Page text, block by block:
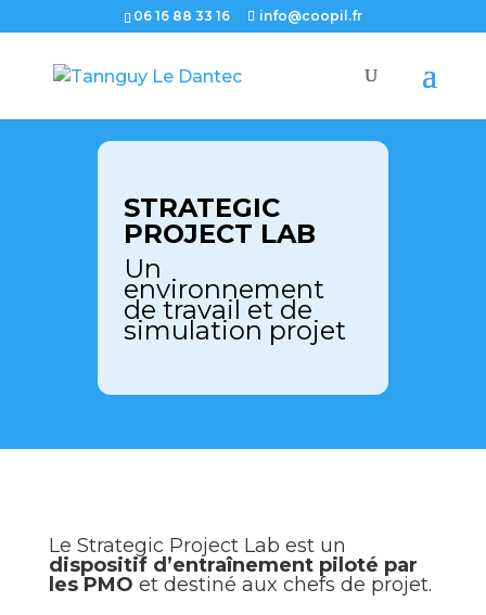
06 16 88 33 16 info@coopil.fr
STRATEGIC
PROJECT LAB
Un
environnement
de travail et de
simulation projet
Le Strategic Project Lab est un
dispositif d’entraînement piloté par
les PMO et destiné aux chefs de projet.